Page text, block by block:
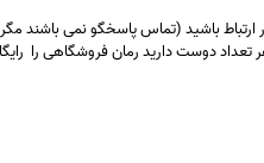
ارتباط باشید (تماس پاسخگو نمی باشند
تعداد دوست دارید رمان فروشگاهی را